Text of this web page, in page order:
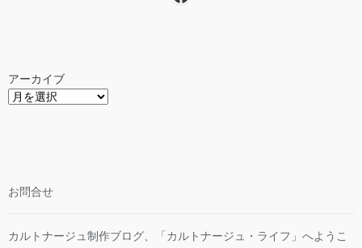
アーカイブ
お問合せ
カルトナージュ制作ブログ、「カルトナージュ・ライフ」へようこ